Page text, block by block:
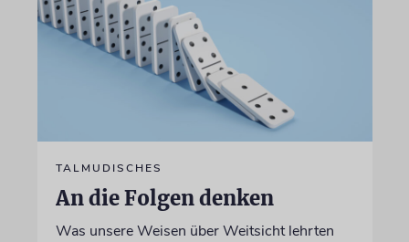
TALMUDISCHES
An die Folgen denken
Was unsere Weisen über Weitsicht lehrten